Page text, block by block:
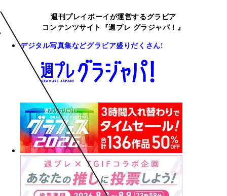
週刊プレイボーイが運営するグラビア
コンテンツサイト『週プレ グラジャパ！』
デジタル写真集などグラビア盛りだくさん!